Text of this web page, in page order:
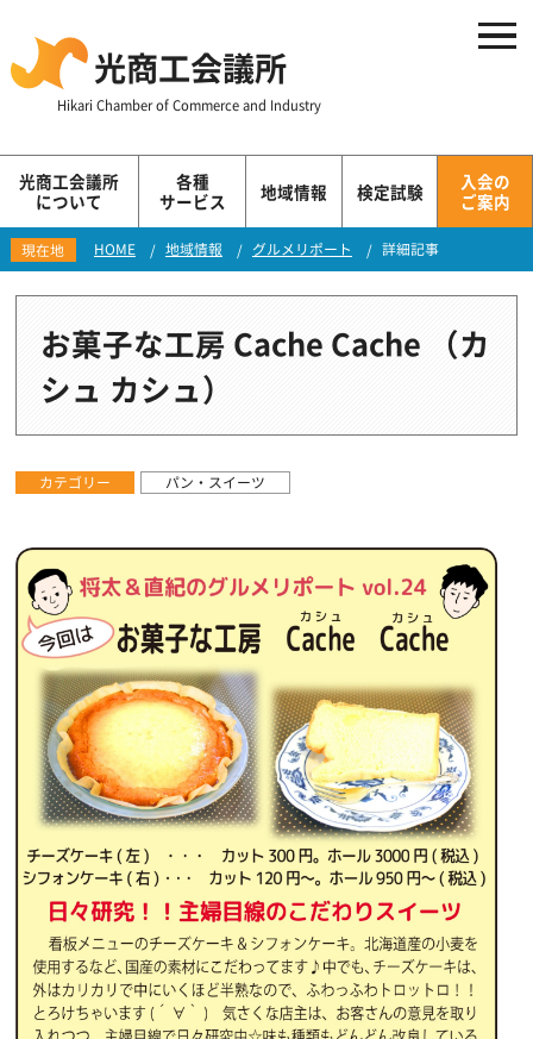
光商工会議所
Hikari Chamber of Commerce and Industry
光商工会議所
について
各種
サービス
地域情報 検定試験
入会の
ご案内
現在地 HOME 地域情報 グルメリポート 詳細記事
お菓子な工房 Cache Cache （カ
シュ カシュ）
カテゴリー パン・スイーツ